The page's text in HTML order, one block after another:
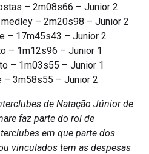
– 2m08s66 – Junior 2
– 2m20s98 – Junior 2
– 17m45s43 – Junior 2
– 1m12s96 – Junior 1
– 1m03s55 – Junior 1
– 3m58s55 – Junior 2
de Natação Júnior de
faz parte do rol de
em que parte dos
vinculados tem as despesas